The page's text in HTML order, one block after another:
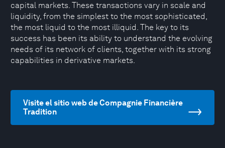
capital markets. These transactions vary in scale and
liquidity, from the simplest to the most sophisticated,
the most liquid to the most illiquid. The key to its
success has been its ability to understand the evolving
needs of its network of clients, together with its strong
capabilities in derivative markets.
Visite el sitio web de Compagnie Financière
Tradition